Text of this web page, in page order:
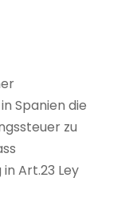
Spanien die
zu
Art.23 Ley